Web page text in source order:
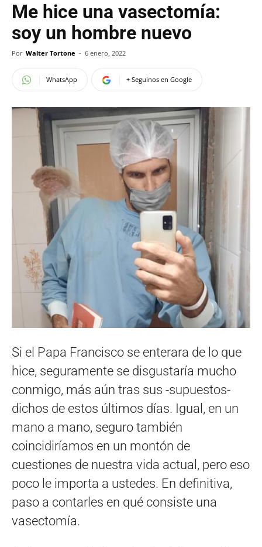
Me hice una vasectomía:
soy un hombre nuevo
Por Walter Tortone - 6 enero, 2022
WhatsApp + Seguinos en Google
Si el Papa Francisco se enterara de lo que
hice, seguramente se disgustaría mucho
conmigo, más aún tras sus -supuestos-
dichos de estos últimos días. Igual, en un
mano a mano, seguro también
coincidiríamos en un montón de
cuestiones de nuestra vida actual, pero eso
poco le importa a ustedes. En definitiva,
paso a contarles en qué consiste una
vasectomía.